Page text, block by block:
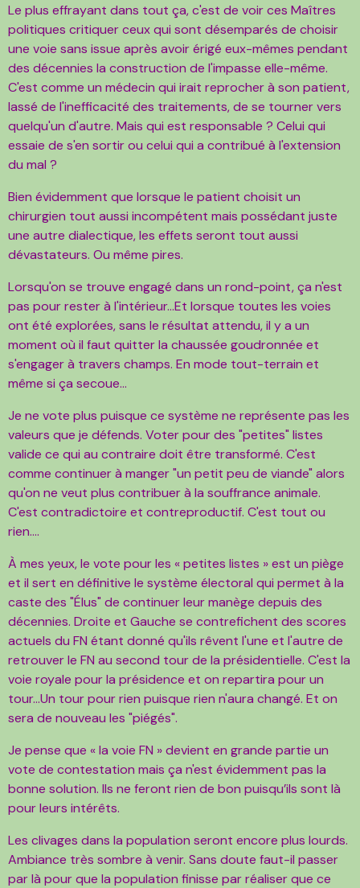
Le plus effrayant dans tout ça, c'est de voir ces Maîtres
politiques critiquer ceux qui sont désemparés de choisir
une voie sans issue après avoir érigé eux-mêmes pendant
des décennies la construction de l'impasse elle-même.
C'est comme un médecin qui irait reprocher à son patient,
lassé de l'inefficacité des traitements, de se tourner vers
quelqu'un d'autre. Mais qui est responsable ? Celui qui
essaie de s'en sortir ou celui qui a contribué à l'extension
du mal ?
Bien évidemment que lorsque le patient choisit un
chirurgien tout aussi incompétent mais possédant juste
une autre dialectique, les effets seront tout aussi
dévastateurs. Ou même pires.
Lorsqu'on se trouve engagé dans un rond-point, ça n'est
pas pour rester à l'intérieur...Et lorsque toutes les voies
ont été explorées, sans le résultat attendu, il y a un
moment où il faut quitter la chaussée goudronnée et
s'engager à travers champs. En mode tout-terrain et
même si ça secoue...
Je ne vote plus puisque ce système ne représente pas les
valeurs que je défends. Voter pour des "petites" listes
valide ce qui au contraire doit être transformé. C'est
comme continuer à manger "un petit peu de viande" alors
qu'on ne veut plus contribuer à la souffrance animale.
C'est contradictoire et contreproductif. C'est tout ou
rien....
À mes yeux, le vote pour les « petites listes » est un piège
et il sert en définitive le système électoral qui permet à la
caste des "Élus" de continuer leur manège depuis des
décennies. Droite et Gauche se contrefichent des scores
actuels du FN étant donné qu'ils rêvent l'une et l'autre de
retrouver le FN au second tour de la présidentielle. C'est la
voie royale pour la présidence et on repartira pour un
tour...Un tour pour rien puisque rien n'aura changé. Et on
sera de nouveau les "piégés".
Je pense que « la voie FN » devient en grande partie un
vote de contestation mais ça n'est évidemment pas la
bonne solution. Ils ne feront rien de bon puisqu’ils sont là
pour leurs intérêts.
Les clivages dans la population seront encore plus lourds.
Ambiance très sombre à venir. Sans doute faut-il passer
par là pour que la population finisse par réaliser que ce